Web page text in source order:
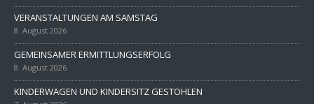
VERANSTALTUNGEN AM SAMSTAG
8. August 2026
GEMEINSAMER ERMITTLUNGSERFOLG
8. August 2026
KINDERWAGEN UND KINDERSITZ GESTOHLEN